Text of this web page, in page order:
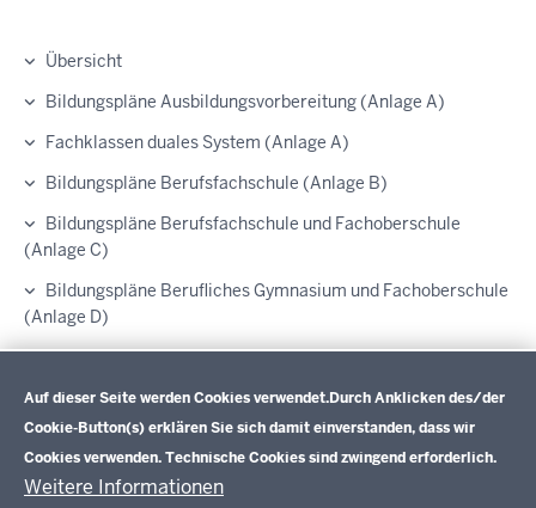
Auf dieser Seite werden Cookies verwendet.Durch Anklicken des/der
Cookie-Button(s) erklären Sie sich damit einverstanden, dass wir
Cookies verwenden. Technische Cookies sind zwingend erforderlich.
Weitere Informationen
Übersicht
Bildungspläne Ausbildungsvorbereitung (Anlage A)
Fachklassen duales System (Anlage A)
Bildungspläne Berufsfachschule (Anlage B)
Bildungspläne Berufsfachschule und Fachoberschule
(Anlage C)
Bildungspläne Berufliches Gymnasium und Fachoberschule
(Anlage D)
Bildungspläne Fachschule (Anlage E)
Verbändebeteiligung
Im Überblick